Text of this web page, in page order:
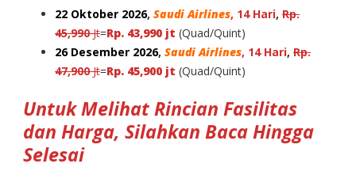
22 Oktober 2026, Saudi Airlines, 14 Hari, Rp.
45,990Jt=Rp. 43,990 jt (Quad/Quint)
26 Desember 2026, Saudi Airlines, 14 Hari, Rp.
47,900Jt=Rp. 45,900 jt (Quad/Quint)
Untuk Melihat Rincian Fasilitas
dan Harga, Silahkan Baca Hingga
Selesai